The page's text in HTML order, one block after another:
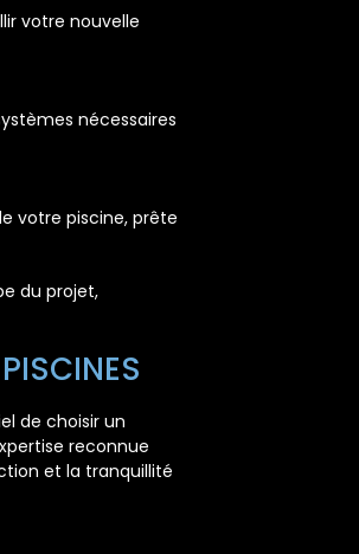
votre nouvelle
nécessaires
votre piscine, prête
du projet,
de choisir un
reconnue
et la tranquillité